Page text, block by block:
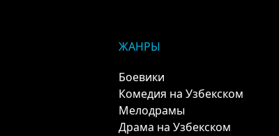
ЖАНРЫ
Боевики
Комедия на Узбекском
Мелодрамы
Драма на Узбекском